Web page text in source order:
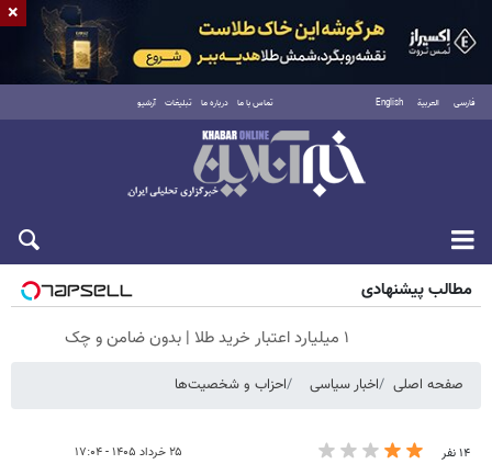
فارسی العربية English تماس با ما درباره ما تبلیغات آرشیو
شنبه ۱۷ مرداد ۱۴۰۵
مطالب پیشنهادی
۱ میلیارد اعتبار خرید طلا | بدون ضامن و چک
صفحه اصلی اخبار سیاسی احزاب و شخصیت‌ها
۱۴ نفر ۲۵ خرداد ۱۴۰۵ - ۱۷:۰۴
×